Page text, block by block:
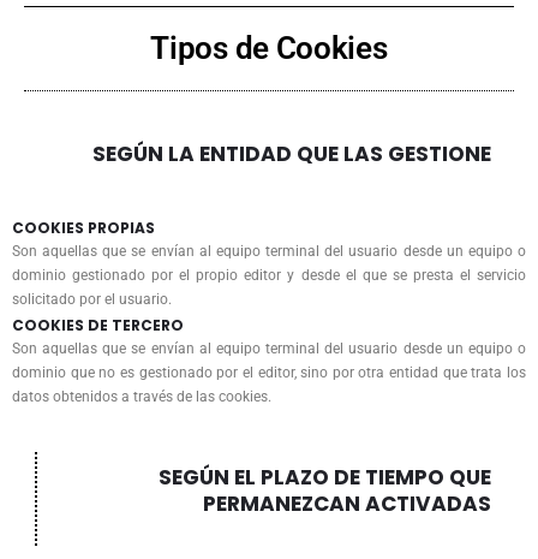
Tipos de Cookies
SEGÚN LA ENTIDAD QUE LAS GESTIONE
COOKIES PROPIAS
Son aquellas que se envían al equipo terminal del usuario desde un equipo o
dominio gestionado por el propio editor y desde el que se presta el servicio
solicitado por el usuario.
COOKIES DE TERCERO
Son aquellas que se envían al equipo terminal del usuario desde un equipo o
dominio que no es gestionado por el editor, sino por otra entidad que trata los
datos obtenidos a través de las cookies.
SEGÚN EL PLAZO DE TIEMPO QUE
PERMANEZCAN ACTIVADAS